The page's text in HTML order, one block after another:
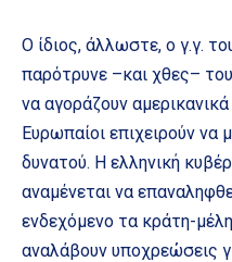
Ο ίδιος, άλλωστε, ο γ.γ.
παρότρυνε –και χθες–
να αγοράζουν
Ευρωπαίοι επιχειρούν
δυνατού. Η ελληνική
αναμένεται να
ενδεχόμενο τα κράτη-
αναλάβουν υποχρεώσεις